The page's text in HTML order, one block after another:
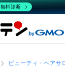
ビューティ・ヘアサ
無料診断